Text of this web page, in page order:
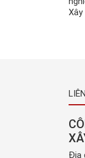
Địa